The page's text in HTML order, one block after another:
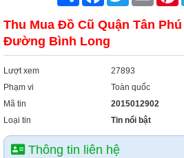
Thu Mua Đồ Cũ Quận Tân
Đường Bình Long
Lượt xem
27893
Phạm vi
Toàn quốc
Mã tin
2015012902
Loại tin
Tin nổi bật
Thông tin liên hệ